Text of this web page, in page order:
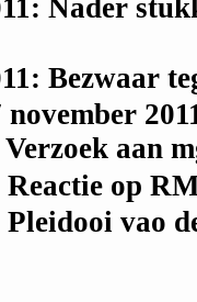
Nader
Bezwaar
aan
op
vao